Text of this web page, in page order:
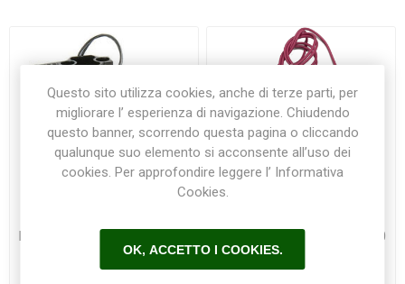
Elettrovalvole 24 V Serie 100
DV Rain Bird
Elettrovalvole 24 V Serie 700
ULTRA FLOW F/F 3/4
Questo sito utilizza cookies, anche di terze parti, per
migliorare l’ esperienza di navigazione. Chiudendo
questo banner, scorrendo questa pagina o cliccando
qualunque suo elemento si acconsente all’uso dei
cookies. Per approfondire leggere l’ Informativa
Cookies.
OK, ACCETTO I COOKIES.